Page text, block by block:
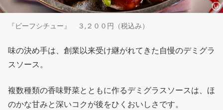
『ビーフシチュー』 ３,２００円（税込み）
味の決め手は、創業以来受け継がれてきた自慢のデミグラ
スソース。
複数種類の香味野菜とともに作るデミグラスソースは、ほ
のかな甘みと深いコクが後をひくおいしさです。